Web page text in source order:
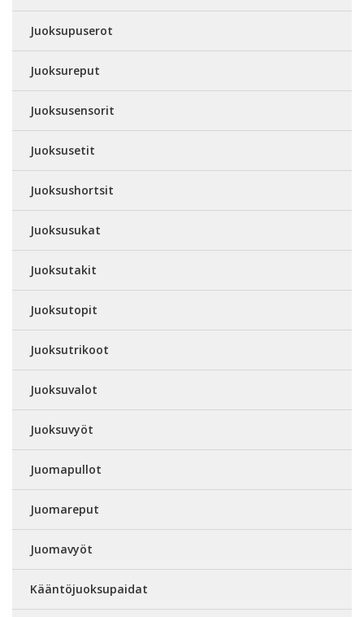
Juoksupuserot
Juoksureput
Juoksusensorit
Juoksusetit
Juoksushortsit
Juoksusukat
Juoksutakit
Juoksutopit
Juoksutrikoot
Juoksuvalot
Juoksuvyöt
Juomapullot
Juomareput
Juomavyöt
Kääntöjuoksupaidat